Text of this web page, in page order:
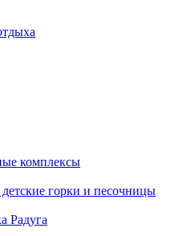
комплексы
горки и песочницы
Радуга